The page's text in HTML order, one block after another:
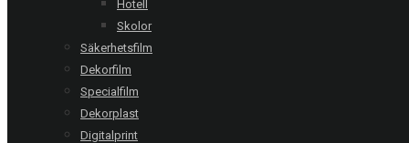
Hotell
Skolor
Säkerhetsfilm
Dekorfilm
Specialfilm
Dekorplast
Digitalprint
Relaterade referenser